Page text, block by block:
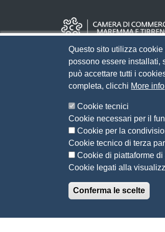
© 2026 CAMERA DI
Questo sito utilizza
possono essere installati,
può accettare tutti i
completa, clicchi More info
Cookie tecnici
Cookie necessari per il
Cookie per la
Cookie tecnico di terza
Cookie di piattaforme
Cookie legati alla
Conferma le scelte